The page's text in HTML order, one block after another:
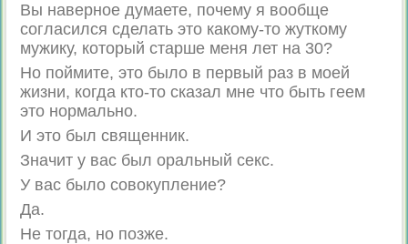
Вы наверное думаете, почему я вообще
согласился сделать это какому-то жуткому
мужику, который старше меня лет на 30?
Но поймите, это было в первый раз в моей
жизни, когда кто-то сказал мне что быть геем
это нормально.
И это был священник.
Значит у вас был оральный секс.
У вас было совокупление?
Да.
Не тогда, но позже.